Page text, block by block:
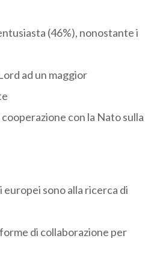
(46%), nonostante i
ad un maggior
con la Nato sulla
sono alla ricerca di
di collaborazione per